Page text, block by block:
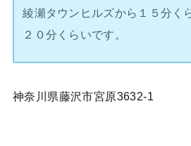
綾瀬タウンヒルズから１５分く
２０分くらいです。
神奈川県藤沢市宮原3632-1